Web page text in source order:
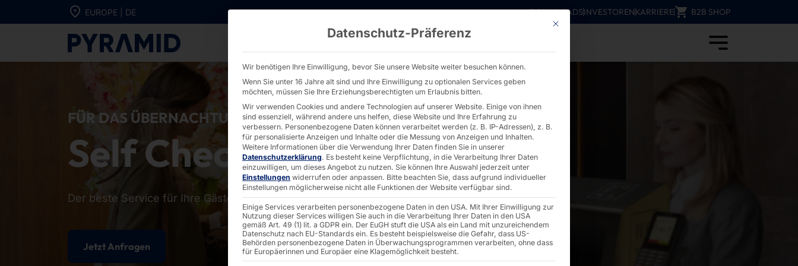
Direkt zum Inhalt wechseln
EUROPE | DE DOWNLOADSINVESTORENKARRIERE B2B SHOP
Self-Check-In Lösungen für das Übernachtungsgewerbe - Pyramid Computer
FÜR DAS ÜBERNACHTUNGSGEWERBE
Self Check-In Lösungen
Der beste Service für Ihre Gäste – natürlich digital!
Jetzt Anfragen
Mit diesem Button wird der Dialog geschlossen. Seine Funktionalität
Datenschutz-Präferenz
Wir benötigen Ihre Einwilligung, bevor Sie unsere Website weiter besuchen können.
Wenn Sie unter 16 Jahre alt sind und Ihre Einwilligung zu optionalen Services geben
möchten, müssen Sie Ihre Erziehungsberechtigten um Erlaubnis bitten.
Wir verwenden Cookies und andere Technologien auf unserer Website. Einige von ihnen
sind essenziell, während andere uns helfen, diese Website und Ihre Erfahrung zu
verbessern. Personenbezogene Daten können verarbeitet werden (z. B. IP-Adressen), z. B.
für personalisierte Anzeigen und Inhalte oder die Messung von Anzeigen und Inhalten.
Weitere Informationen über die Verwendung Ihrer Daten finden Sie in unserer
Datenschutzerklärung. Es besteht keine Verpflichtung, in die Verarbeitung Ihrer Daten
einzuwilligen, um dieses Angebot zu nutzen. Sie können Ihre Auswahl jederzeit unter
Einstellungen widerrufen oder anpassen. Bitte beachten Sie, dass aufgrund individueller
Einstellungen möglicherweise nicht alle Funktionen der Website verfügbar sind.
Einige Services verarbeiten personenbezogene Daten in den USA. Mit Ihrer Einwilligung zur
Nutzung dieser Services willigen Sie auch in die Verarbeitung Ihrer Daten in den USA
gemäß Art. 49 (1) lit. a GDPR ein. Der EuGH stuft die USA als ein Land mit unzureichendem
Datenschutz nach EU-Standards ein. Es besteht beispielsweise die Gefahr, dass US-
Behörden personenbezogene Daten in Überwachungsprogrammen verarbeiten, ohne dass
für Europäerinnen und Europäer eine Klagemöglichkeit besteht.